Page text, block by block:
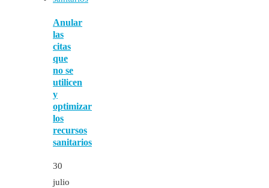
Anular
las
citas
que
no se
utilicen
y
optimizar
los
recursos
sanitarios
30
julio